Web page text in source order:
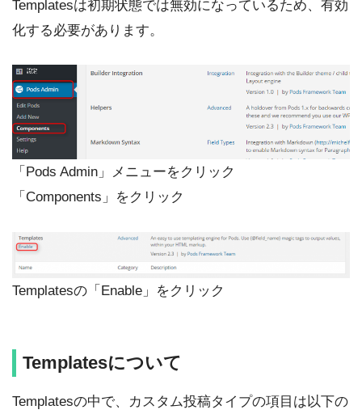
Templatesは初期状態では無効になっているため、有効
化する必要があります。
「Pods Admin」メニューをクリック
「Components」をクリック
Templatesの「Enable」をクリック
Templatesについて
Templatesの中で、カスタム投稿タイプの項目は以下の